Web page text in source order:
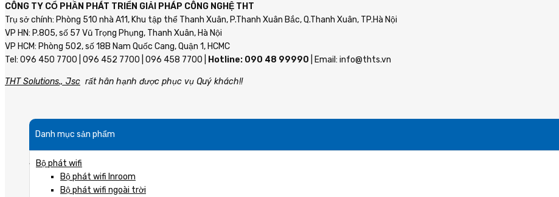
CÔNG TY CỔ PHẦN PHÁT TRIỂN GIẢI PHÁP CÔNG NGHỆ THT
Trụ sở chính: Phòng 510 nhà A11, Khu tập thể Thanh Xuân, P.Thanh Xuân Bắc, Q.Thanh Xuân, TP.Hà Nội
VP HN: P.805, số 57 Vũ Trọng Phụng, Thanh Xuân, Hà Nội
VP HCM: Phòng 502, số 18B Nam Quốc Cang, Quận 1, HCMC
Tel: 096 450 7700 | 096 452 7700 | 096 458 7700 |
Hotline: 090 48 99990 | Email: info@thts.vn
THT Solutions., Jsc rất hân hạnh được phục vụ Quý khách!!
Danh mục sản phẩm
Bộ phát wifi
Bộ phát wifi Inroom
Bộ phát wifi ngoài trời